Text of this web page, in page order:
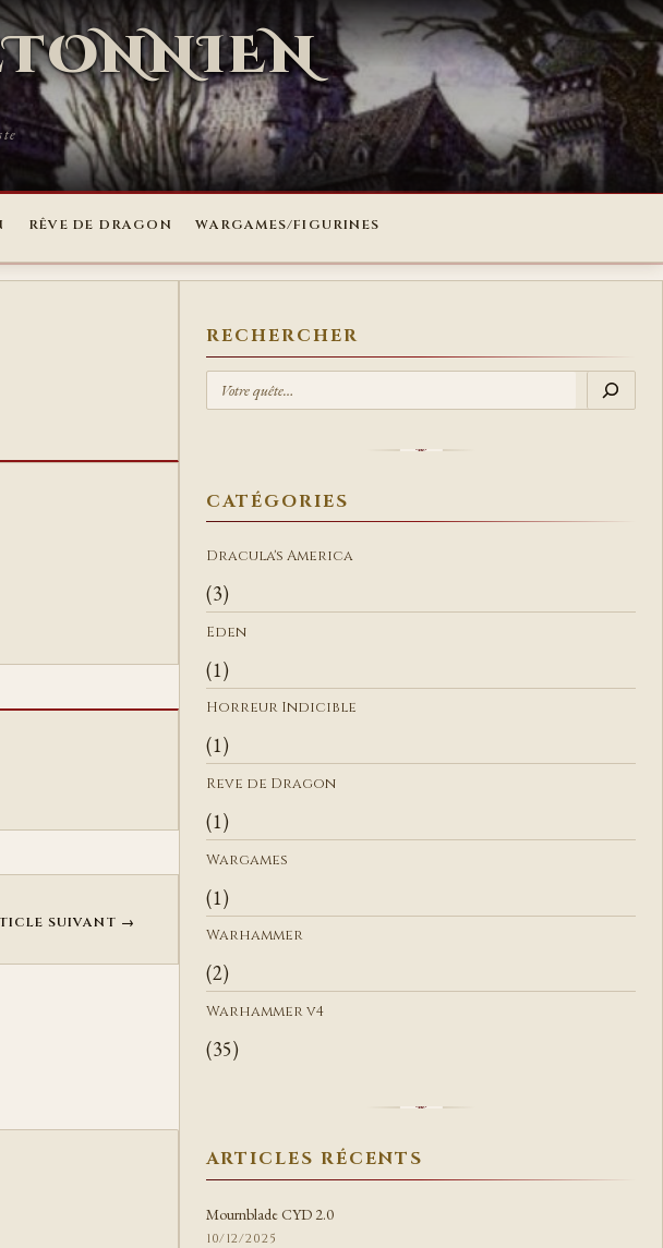
RÊVE DE DRAGON WARGAMES/FIGURINES
SUIVANT →
RECHERCHER
E
H
E
R
CATÉGORIES
Dracula's America
(3)
Eden
(1)
Horreur Indicible
(1)
Reve de Dragon
(1)
Wargames
(1)
Warhammer
(2)
Warhammer v4
(35)
ARTICLES RÉCENTS
Mournblade CYD 2.0
10/12/2025